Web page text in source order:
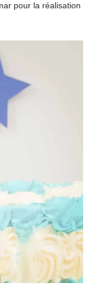
pour la réalisation